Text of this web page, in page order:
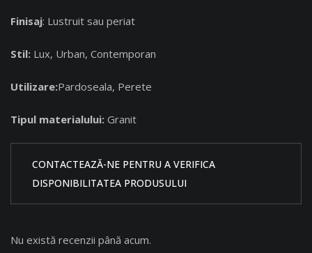
Finisaj: Lustruit sau periat
Stil: Lux, Urban, Contemporan
Utilizare:Pardoseala, Perete
Tipul materialului: Granit
CONTACTEAZĂ-NE PENTRU A VERIFICA
DISPONIBILITATEA PRODUSULUI
Nu există recenzii până acum.